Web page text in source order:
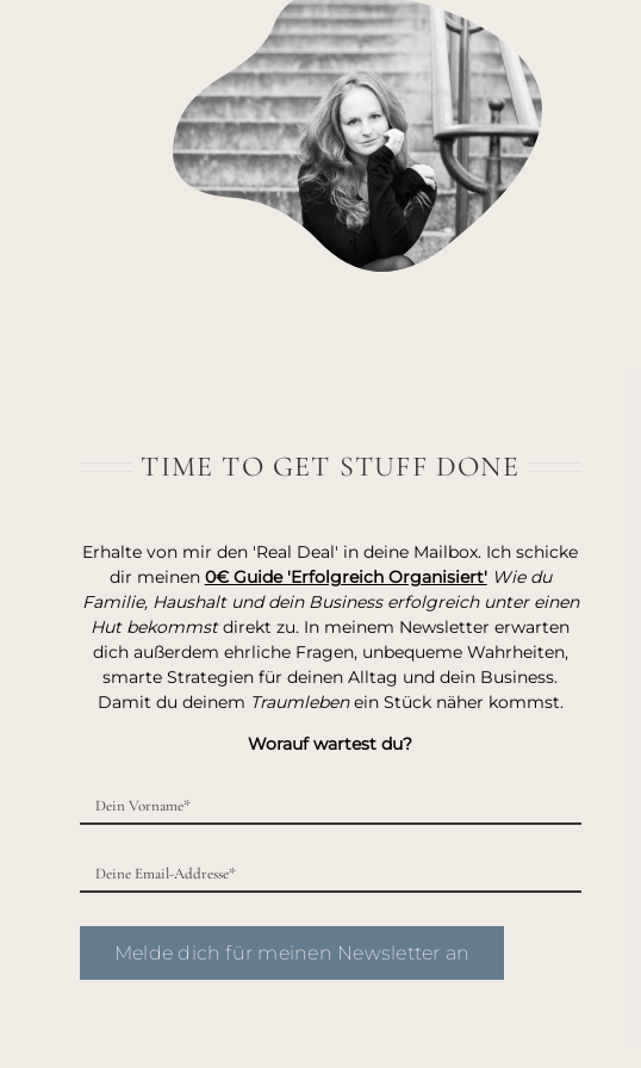
TIME TO GET STUFF DONE
Erhalte von mir den 'Real Deal' in deine Mailbox. Ich schicke
dir meinen 0€ Guide 'Erfolgreich Organisiert' Wie du
Familie, Haushalt und dein Business erfolgreich unter einen
Hut bekommstdirekt zu. In meinem Newsletter erwarten
dich außerdem ehrliche Fragen, unbequeme Wahrheiten,
smarte Strategien für deinen Alltag und dein Business.
Damit du deinem Traumlebenein Stück näher kommst.
Worauf wartest du?
Melde dich für meinen Newsletter an